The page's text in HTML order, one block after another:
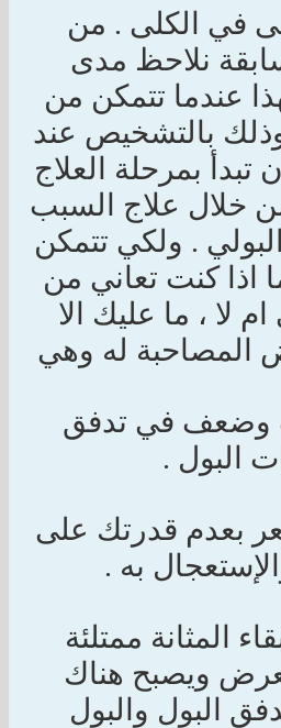
في الكلى . من
نلاحظ مدى
عندما تتمكن من
بالتشخيص عند
بمرحلة العلاج
خلال علاج السبب
. ولكي تتمكن
اذا كنت تعاني من
لا ، ما عليك الا
المصاحبة له وهي
وضعف في تدفق
البول .
بعدم قدرتك على
به .
المثانة ممتلئة
ويصبح هناك
البول والبول